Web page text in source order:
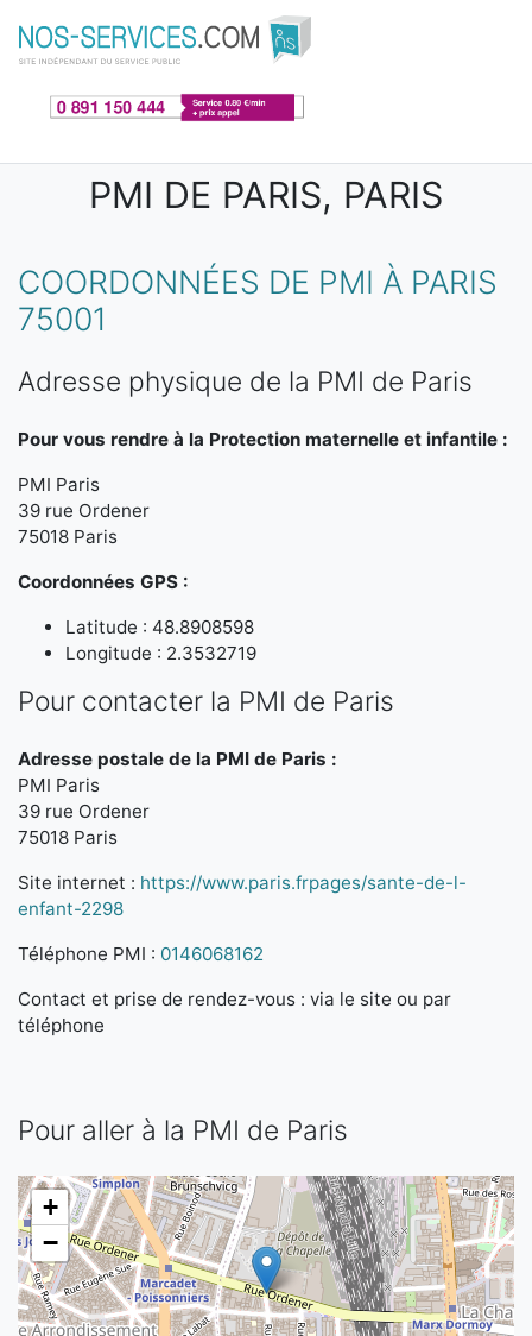
Aller au contenu principal
PMI DE PARIS, PARIS
COORDONNÉES DE PMI À PARIS
75001
Adresse physique de la PMI de Paris
Pour vous rendre à la Protection maternelle et infantile :
PMI Paris
39 rue Ordener
75018 Paris
Coordonnées GPS :
Latitude : 48.8908598
Longitude : 2.3532719
Pour contacter la PMI de Paris
Adresse postale de la PMI de Paris :
PMI Paris
39 rue Ordener
75018 Paris
Site internet : https://www.paris.frpages/sante-de-l-
enfant-2298
Téléphone PMI : 0146068162
Contact et prise de rendez-vous : via le site ou par
téléphone
Pour aller à la PMI de Paris
+
−